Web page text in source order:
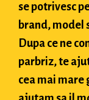
se potrivesc
brand, model
Dupa ce ne
parbriz, te
cea mai mare